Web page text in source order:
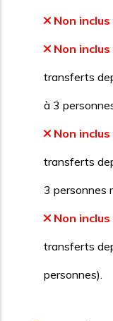
Non inclus
Non inclus
transferts
à 3
Non inclus
transferts
3 personnes
Non inclus
transferts
personnes).